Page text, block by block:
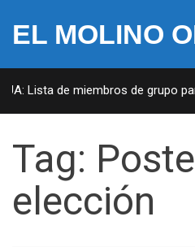
EL MOLINO
Lista de miembros de grupo
Tag:
elección